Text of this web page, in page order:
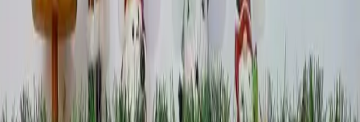
Trendler, ipuçları, rehberler ve yeni fikirlerle dolu
içerikler burada sizi bekliyor.
Huzur Party Store 5 Metre Işıklı Yeşil Çam Dalı Şerit Garland:
Yılbaşı ve Dekorasyonun Vazgeçilmezi
Ürün Tanımı ve Genel Özellikler